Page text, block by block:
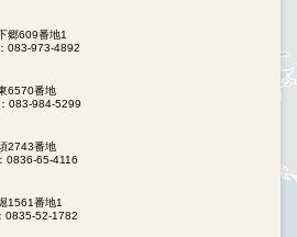
郷609番地1
083-973-4892
6570番地
083-984-5299
2743番地
0836-65-4116
1561番地1
0835-52-1782